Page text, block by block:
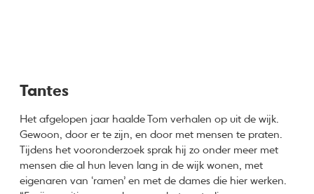
Tantes
Het afgelopen jaar haalde Tom verhalen op uit de wijk.
Gewoon, door er te zijn, en door met mensen te praten.
Tijdens het vooronderzoek sprak hij zo onder meer met
mensen die al hun leven lang in de wijk wonen, met
eigenaren van ‘ramen’ en met de dames die hier werken.